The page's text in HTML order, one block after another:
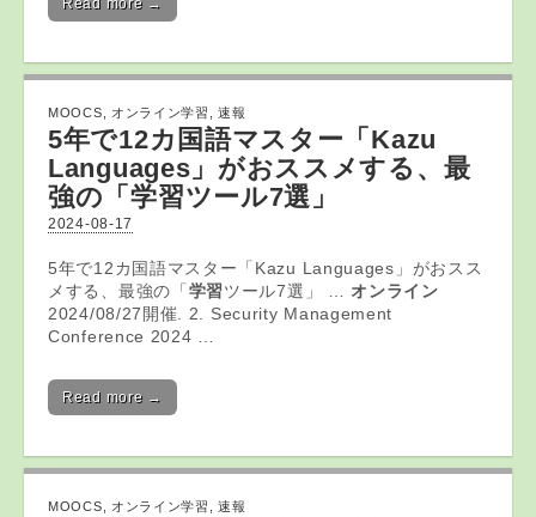
Read more →
MOOCS オンライン学習 ,速報
5年で12カ国語マスター「Kazu
Languages」がおススメする、最
強の「学習ツール7選」
2024-08-17
5年で12カ国語マスター「Kazu Languages」がおスス
メする、最強の「 学習ツール7選」 … オンライン
2024/08/27開催. 2. Security Management
Conference 2024 …
Read more →
MOOCS オンライン学習 ,速報